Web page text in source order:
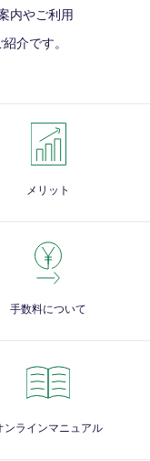
内やご利用
介です。
メリット
手数料について
ンラインマニュアル